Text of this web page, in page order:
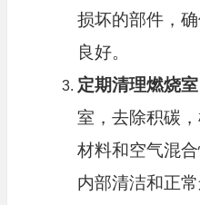
损坏的部件，
良好。
定期清理燃烧室
室，去除积碳
材料和空气混
内部清洁和正常